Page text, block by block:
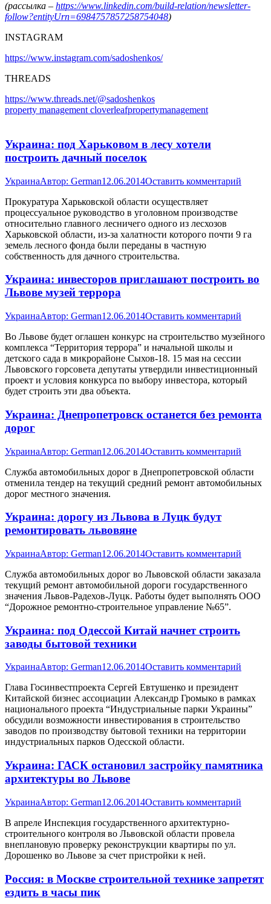
(рассылка – https://www.linkedin.com/build-relation/newsletter-
follow?entityUrn=6984757857258754048)
INSTAGRAM
https://www.instagram.com/sadoshenkos/
THREADS
https://www.threads.net/@sadoshenkos
property management cloverleafpropertymanagement
Украина: под Харьковом в лесу хотели
построить дачный поселок
УкраинаАвтор: German12.06.2014Оставить комментарий
Прокуратура Харьковской области осуществляет
процессуальное руководство в уголовном производстве
относительно главного лесничего одного из лесхозов
Харьковской области, из-за халатности которого почти 9 га
земель лесного фонда были переданы в частную
собственность для дачного строительства.
Украина: инвесторов приглашают построить во
Львове музей террора
УкраинаАвтор: German12.06.2014Оставить комментарий
Во Львове будет оглашен конкурс на строительство музейного
комплекса “Территория террора” и начальной школы и
детского сада в микрорайоне Сыхов-18. 15 мая на сессии
Львовского горсовета депутаты утвердили инвестиционный
проект и условия конкурса по выбору инвестора, который
будет строить эти два объекта.
Украина: Днепропетровск останется без ремонта
дорог
УкраинаАвтор: German12.06.2014Оставить комментарий
Служба автомобильных дорог в Днепропетровской области
отменила тендер на текущий средний ремонт автомобильных
дорог местного значения.
Украина: дорогу из Львова в Луцк будут
ремонтировать львовяне
УкраинаАвтор: German12.06.2014Оставить комментарий
Служба автомобильных дорог во Львовской области заказала
текущий ремонт автомобильной дороги государственного
значения Львов-Радехов-Луцк. Работы будет выполнять ООО
“Дорожное ремонтно-строительное управление №65”.
Украина: под Одессой Китай начнет строить
заводы бытовой техники
УкраинаАвтор: German12.06.2014Оставить комментарий
Глава Госинвестпроекта Сергей Евтушенко и президент
Китайской бизнес ассоциации Александр Громыко в рамках
национального проекта “Индустриальные парки Украины”
обсудили возможности инвестирования в строительство
заводов по производству бытовой техники на территории
индустриальных парков Одесской области.
Украина: ГАСК остановил застройку памятника
архитектуры во Львове
УкраинаАвтор: German12.06.2014Оставить комментарий
В апреле Инспекция государственного архитектурно-
строительного контроля во Львовской области провела
внеплановую проверку реконструкции квартиры по ул.
Дорошенко во Львове за счет пристройки к ней.
Россия: в Москве строительной технике запретят
ездить в часы пик